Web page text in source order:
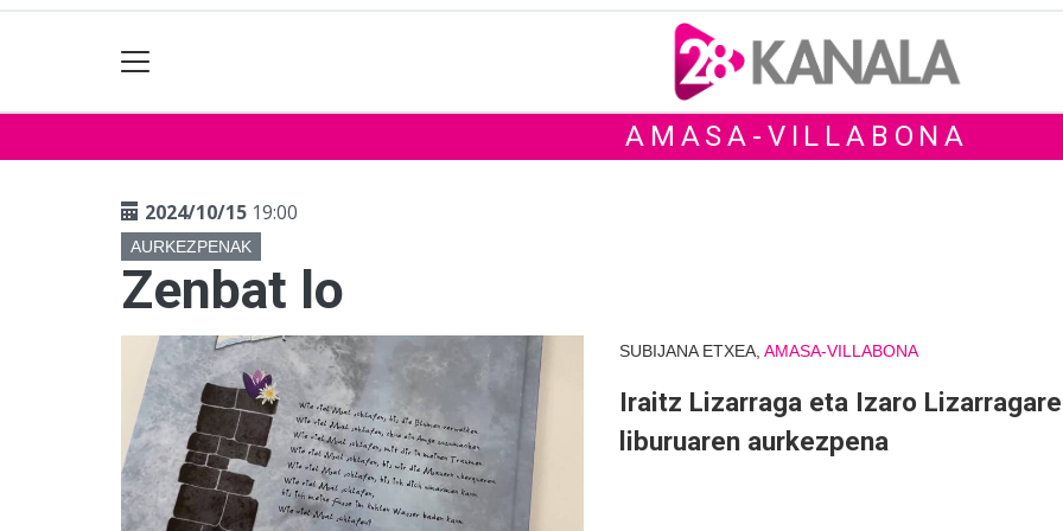
AMASA-VILLABONA
2024/10/15 19:00
AURKEZPENAK
Zenbat lo
SUBIJANA ETXEA, AMASA-VILLABONA
Iraitz Lizarraga eta Izaro
liburuaren aurkezpena